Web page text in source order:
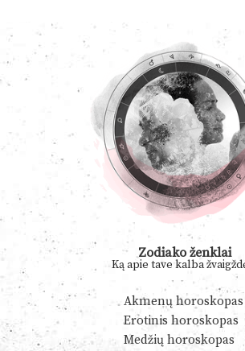
Zodiako ženklai
Ką apie tave kalba
Akmenų horoskopas
Erotinis horoskopas
Medžių horoskopas